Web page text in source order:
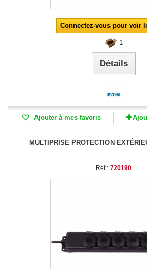
Connectez-vous pour voir
1
Détails
Ajouter à mes favoris
MULTIPRISE PROTECTION
Réf : 720190